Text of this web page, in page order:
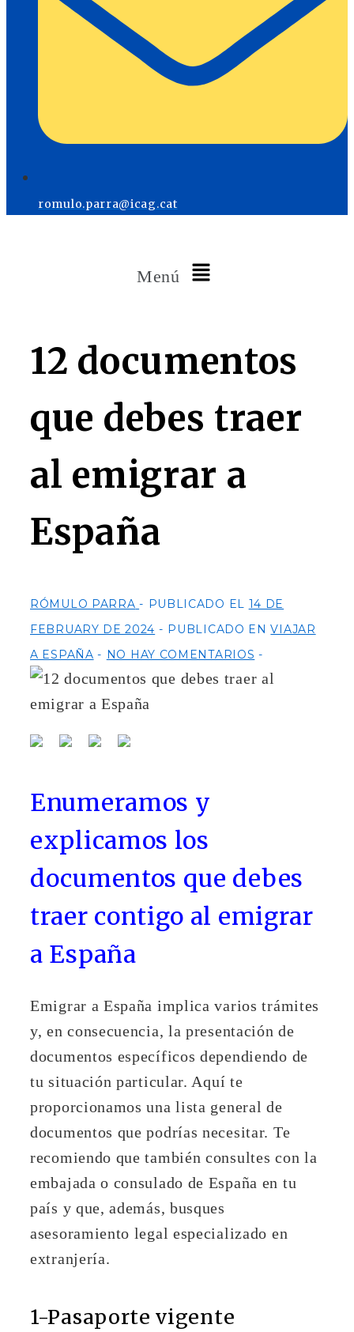
romulo.parra@icag.cat
Menú
12 documentos
que debes traer
al emigrar a
España
RÓMULO PARRA PUBLICADO EL 14 DE
FEBRUARY DE 2024
PUBLICADO ENVIAJAR
A ESPAÑA
NO HAY COMENTARIOS
Enumeramos y
explicamos los
documentos que debes
traer contigo al emigrar
a España
Emigrar a España implica varios trámites
y, en consecuencia, la presentación de
documentos específicos dependiendo de
tu situación particular. Aquí te
proporcionamos una lista general de
documentos que podrías necesitar. Te
recomiendo que también consultes con la
embajada o consulado de España en tu
país y que, además, busques
asesoramiento legal especializado en
extranjería.
1-Pasaporte vigente